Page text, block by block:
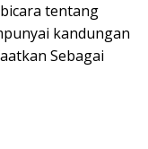
tentang
kandungan
Sebagai